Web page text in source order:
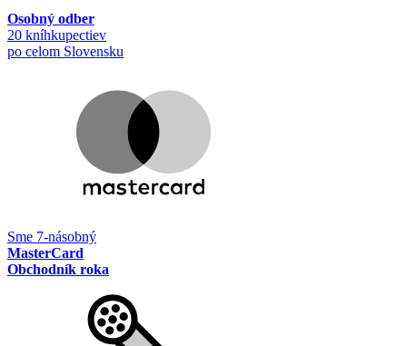
Osobný odber
20 kníhkupectiev
po celom Slovensku
Sme 7-násobný
MasterCard
Obchodník roka